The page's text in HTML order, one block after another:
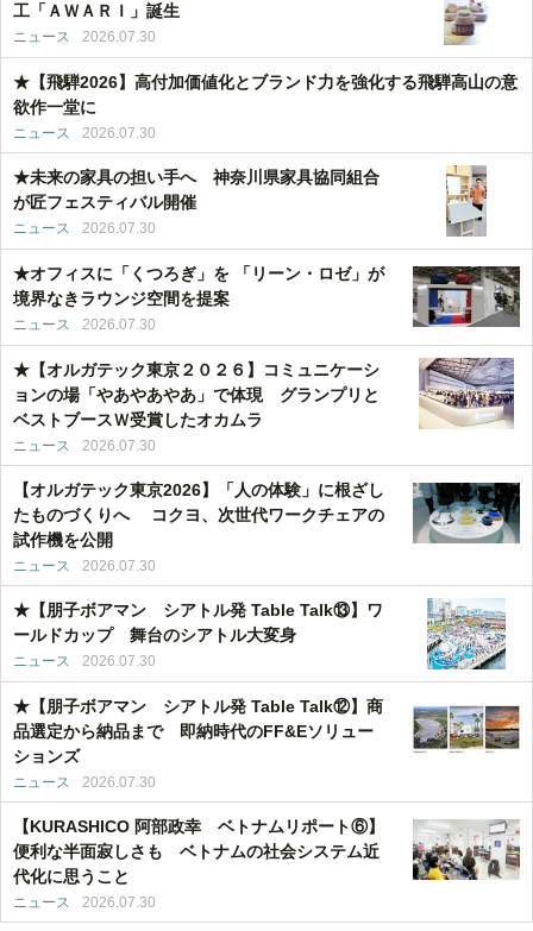
工「ＡＷＡＲＩ」誕生
ニュース 2026.07.30
★【飛騨2026】高付加価値化とブランド力を強化する飛騨高山の意
欲作一堂に
ニュース 2026.07.30
★未来の家具の担い手へ 神奈川県家具協同組合
が匠フェスティバル開催
ニュース 2026.07.30
★オフィスに「くつろぎ」を 「リーン・ロゼ」が
境界なきラウンジ空間を提案
ニュース 2026.07.30
★【オルガテック東京２０２６】コミュニケーシ
ョンの場「やあやあやあ」で体現 グランプリと
ベストブースＷ受賞したオカムラ
ニュース 2026.07.30
【オルガテック東京2026】「人の体験」に根ざし
たものづくりへ コクヨ、次世代ワークチェアの
試作機を公開
ニュース 2026.07.30
★【朋子ボアマン シアトル発 Table Talk⑬】ワ
ールドカップ 舞台のシアトル大変身
ニュース 2026.07.30
★【朋子ボアマン シアトル発 Table Talk⑫】商
品選定から納品まで 即納時代のFF&Eソリュー
ションズ
ニュース 2026.07.30
【KURASHICO 阿部政幸 ベトナムリポート⑥】
便利な半面寂しさも ベトナムの社会システム近
代化に思うこと
ニュース 2026.07.30